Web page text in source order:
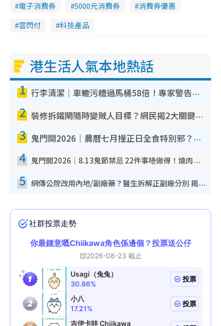
電子消費券 5000元消費券
消費券優惠
雲閃付
科技產品
港生活人氣本地熱話
1 行李清潔｜車轆污糟過馬桶58倍！專家警告忌用酒精抹 教1招免污手除菌
2 裝修拆鐵閘隨時變賊人目標？網民揭2大關鍵用途：裝新式等於白裝？附新舊鐵閘分別
3 鬼門開2026｜農曆七月撞正日全食特別邪？專家警告切忌做一事！揭4大禁忌+2招保平安
4 鬼門開2026｜8.13鬼節禁忌 22件事唔做得！燒肉、刺身要少食？半夜勿吹口哨/打呢個電話
5 網傳公院改用內地/副廠藥？醫生拆解正副廠分別 揭4類人換藥隨時出事